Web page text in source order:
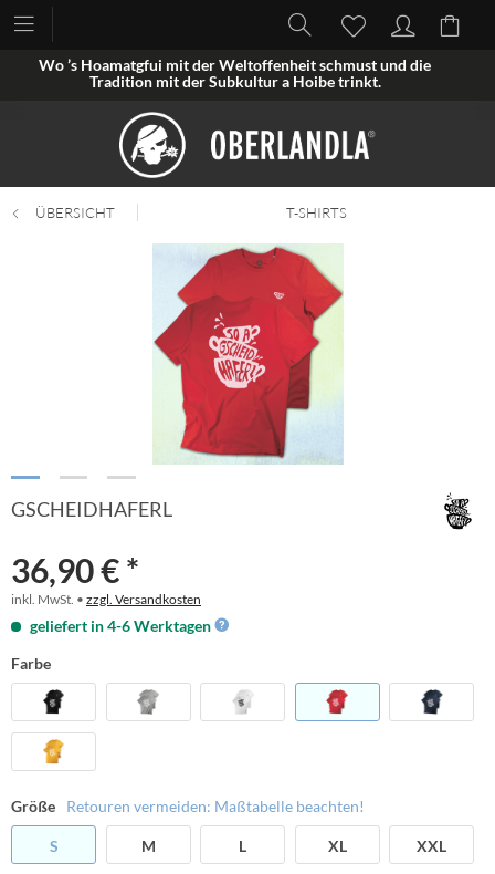
Wo ’s Hoamatgfui mit der Weltoffenheit schmust und die
Tradition mit der Subkultur a Hoibe trinkt.
ÜBERSICHT T-SHIRTS
GSCHEIDHAFERL
36,90 € *
inkl. MwSt. • zzgl. Versandkosten
geliefert in 4-6 Werktagen
Farbe
Größe Retouren vermeiden: Maßtabelle beachten!
S M L XL XXL